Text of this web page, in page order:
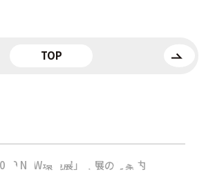
TOP
NEW環境展」出展のご案内